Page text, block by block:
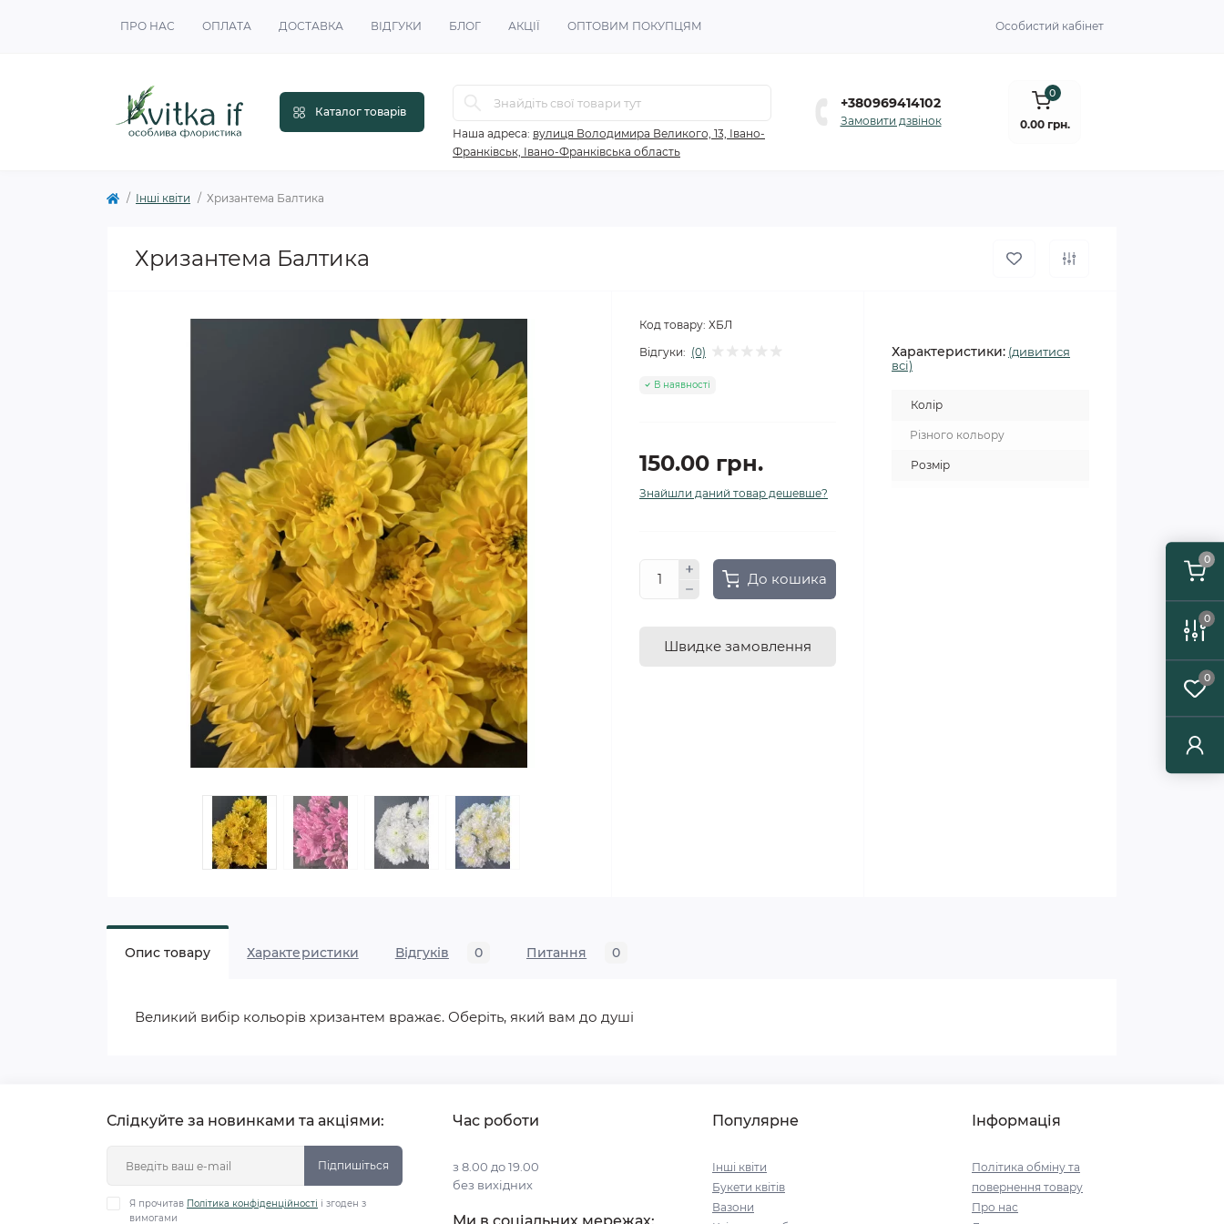
0
0
0
ПРО НАС ОПЛАТА ДОСТАВКА ВІДГУКИ БЛОГ АКЦІЇ ОПТОВИМ ПОКУПЦЯМ Особистий кабінет
Каталог товарів
Наша адреса: вулиця Володимира Великого, 13, Івано-
Франківськ, Івано-Франківська область
+380969414102
Замовити дзвінок
0
0.00 грн.
Інші квіти Хризантема Балтика
Хризантема Балтика
Код товару: ХБЛ
Відгуки: (0)
В наявності
150.00 грн.
Знайшли даний товар дешевше?
До кошика
Швидке замовлення
Характеристики: (дивитися
всі)
Колір
Різного кольору
Розмір
Опис товару Характеристики Відгуків 0 Питання 0
Великий вибір кольорів хризантем вражає. Оберіть, який вам до душі
Слідкуйте за новинками та акціями:
Підпишіться
Я прочитав Політика конфіденційності і згоден з
вимогами
Час роботи
з 8.00 до 19.00
без вихідних
Популярне
Інші квіти
Букети квітів
Вазони
Інформація
Політика обміну та
повернення товару
Про нас